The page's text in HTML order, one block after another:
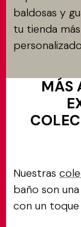
baldosas y
tu tienda
MÁS
Nuestras
baño son
con un